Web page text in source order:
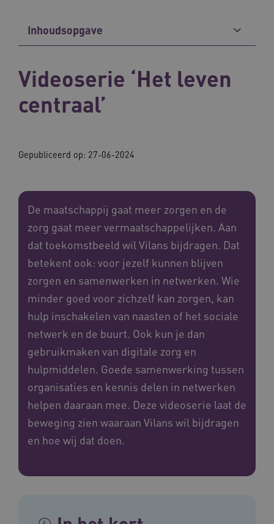
Inhoudsopgave
Videoserie ‘Het leven
centraal’
Gepubliceerd op: 27-06-2024
De maatschappij gaat meer zorgen en de
zorg gaat meer vermaatschappelijken. Aan
dat toekomstbeeld wil Vilans bijdragen. Dat
betekent ook: voor jezelf kunnen blijven
zorgen en samenwerken in netwerken. Wie
minder goed voor zichzelf kan zorgen, kan
hulp inschakelen van naasten of het sociale
netwerk en de buurt. Ook kun je dan
gebruikmaken van digitale zorg en
hulpmiddelen. Goede samenwerking tussen
organisaties en kennis delen in netwerken
helpen daaraan mee. Deze videoserie laat de
beweging zien waaraan Vilans wil bijdragen
en hoe wij dat doen.